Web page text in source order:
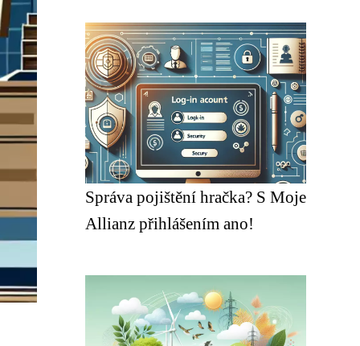
Správa pojištění hračka? S Moje
Allianz přihlášením ano!